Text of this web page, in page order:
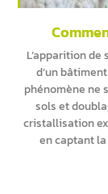
L’apparition
d’un
phénomène ne
sols et
cristallisation
en captant